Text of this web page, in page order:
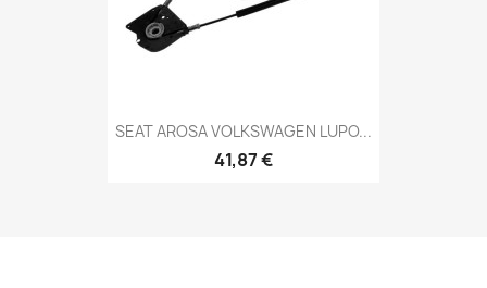
SEAT AROSA VOLKSWAGEN LUPO...
41,87 €